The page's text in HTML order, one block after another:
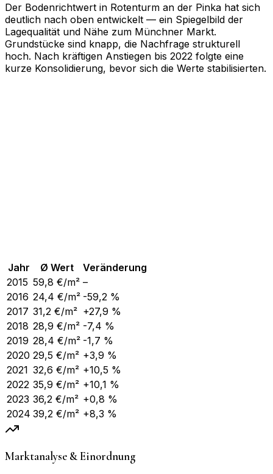
Der Bodenrichtwert in Rotenturm an der Pinka hat sich
deutlich nach oben entwickelt — ein Spiegelbild der
Lagequalität und Nähe zum Münchner Markt.
Grundstücke sind knapp, die Nachfrage strukturell
hoch. Nach kräftigen Anstiegen bis 2022 folgte eine
kurze Konsolidierung, bevor sich die Werte stabilisierten.
Jahr Ø Wert
Veränderung
2015 59,8 €/m² –
2016 24,4 €/m² -59,2 %
2017 31,2 €/m² +27,9 %
2018 28,9 €/m² -7,4 %
2019 28,4 €/m² -1,7 %
2020 29,5 €/m² +3,9 %
2021 32,6 €/m² +10,5 %
2022 35,9 €/m² +10,1 %
2023 36,2 €/m² +0,8 %
2024 39,2 €/m² +8,3 %
Marktanalyse & Einordnung